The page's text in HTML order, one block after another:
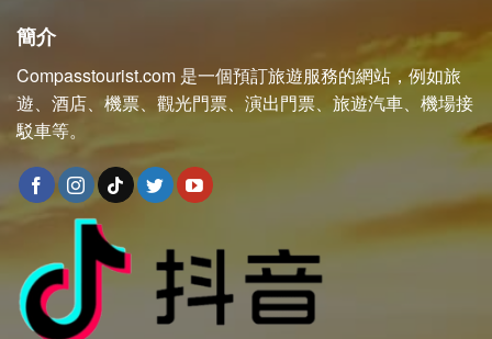
簡介
Compasstourist.com 是一個預訂旅遊服務的網站，例如旅
遊、酒店、機票、觀光門票、演出門票、旅遊汽車、機場接
駁車等。